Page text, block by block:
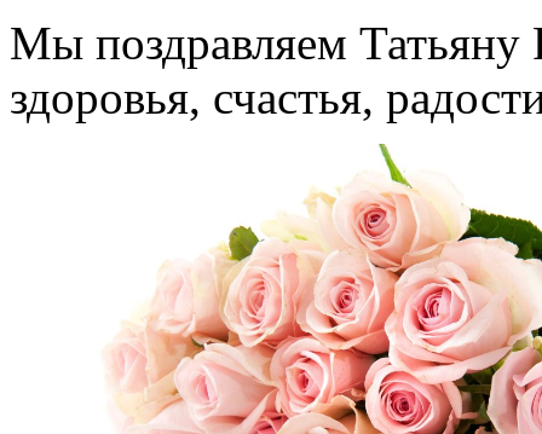
Мы поздравляем
здоровья, счастья,